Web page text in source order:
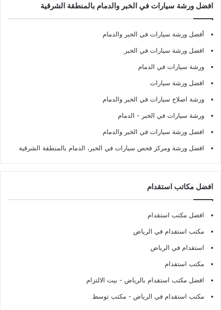
افضل ورشة سيارات في الخبر والدمام بالمنطقة الشرقية
أفضل ورشة سيارات في الخبر والدمام
افضل ورشة سيارات في الخبر
ورشة سيارات في الدمام
افضل ورشة سيارات
ورشة اصلاح سيارات في الخبر والدمام
ورشة سيارات في الخبر - الدمام
افضل ورشة سيارات في الخبر والدمام
افضل ورشة ومركز فحص سيارات في الخبر، الدمام بالمنطقة الشرقية
افضل مكاتب استقدام
افضل مكتب استقدام
مكتب استقدام في الرياض
استقدام في الرياض
مكتب استقدام
افضل مكتب استقدام بالرياض - بيت الالتزام
مكتب استقدام في الرياض - مكتب توسط